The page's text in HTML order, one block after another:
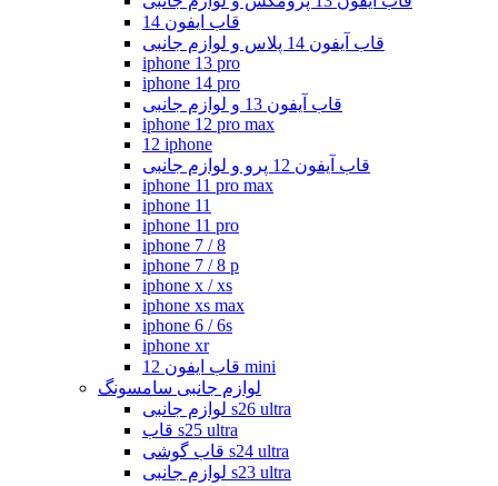
قاب ایفون 14
قاب آیفون 14 پلاس و لوازم جانبی
iphone 13 pro
iphone 14 pro
قاب آیفون 13 و لوازم جانبی
iphone 12 pro max
12 iphone
قاب آیفون 12 پرو و لوازم جانبی
iphone 11 pro max
iphone 11
iphone 11 pro
iphone 7 / 8
iphone 7 / 8 p
iphone x / xs
iphone xs max
iphone 6 / 6s
iphone xr
قاب ایفون 12 mini
لوازم جانبی سامسونگ
لوازم جانبی s26 ultra
قاب s25 ultra
قاب گوشی s24 ultra
لوازم جانبی s23 ultra